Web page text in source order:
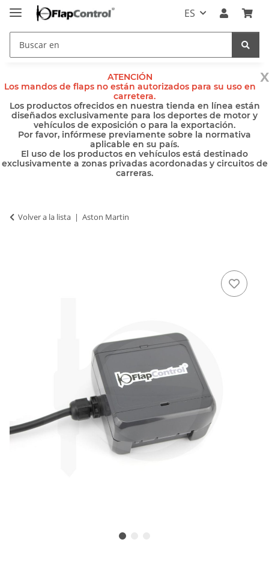
ES
x
ATENCIÓN
Los mandos de flaps no están autorizados para su uso en
carretera.
Los productos ofrecidos en nuestra tienda en línea están
diseñados exclusivamente para los deportes de motor y
vehículos de exposición o para la exportación.
Por favor, infórmese previamente sobre la normativa
aplicable en su país.
El uso de los productos en vehículos está destinado
exclusivamente a zonas privadas acordonadas y circuitos de
carreras.
Volver a la lista Aston Martin